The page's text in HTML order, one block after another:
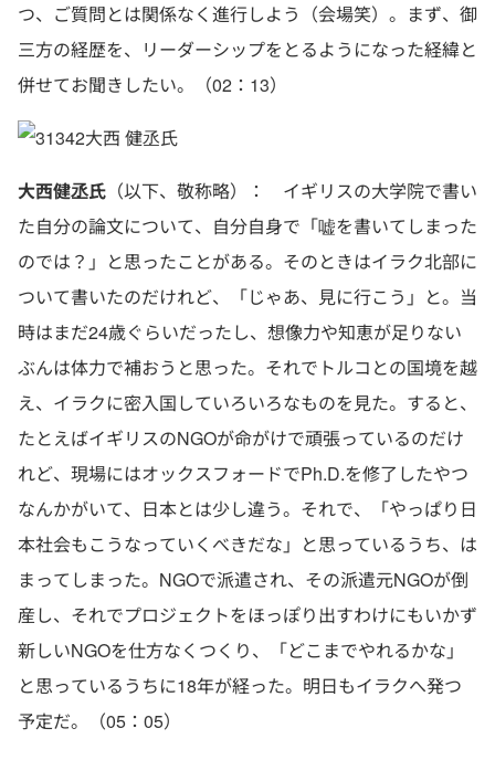
つ、ご質問とは関係なく進行しよう（会場笑）。まず、御
三方の経歴を、リーダーシップをとるようになった経緯と
併せてお聞きしたい。（02：13）
大西 健丞氏
大西健丞氏 （以下、敬称略）： イギリスの大学院で書い
た自分の論文について、自分自身で「嘘を書いてしまった
のでは？」と思ったことがある。そのときはイラク北部に
ついて書いたのだけれど、「じゃあ、見に行こう」と。当
時はまだ24歳ぐらいだったし、想像力や知恵が足りない
ぶんは体力で補おうと思った。それでトルコとの国境を越
え、イラクに密入国していろいろなものを見た。すると、
たとえばイギリスのNGOが命がけで頑張っているのだけ
れど、現場にはオックスフォードでPh.D.を修了したやつ
なんかがいて、日本とは少し違う。それで、「やっぱり日
本社会もこうなっていくべきだな」と思っているうち、は
まってしまった。NGOで派遣され、その派遣元NGOが倒
産し、それでプロジェクトをほっぽり出すわけにもいかず
新しいNGOを仕方なくつくり、「どこまでやれるかな」
と思っているうちに18年が経った。明日もイラクへ発つ
予定だ。（05：05）